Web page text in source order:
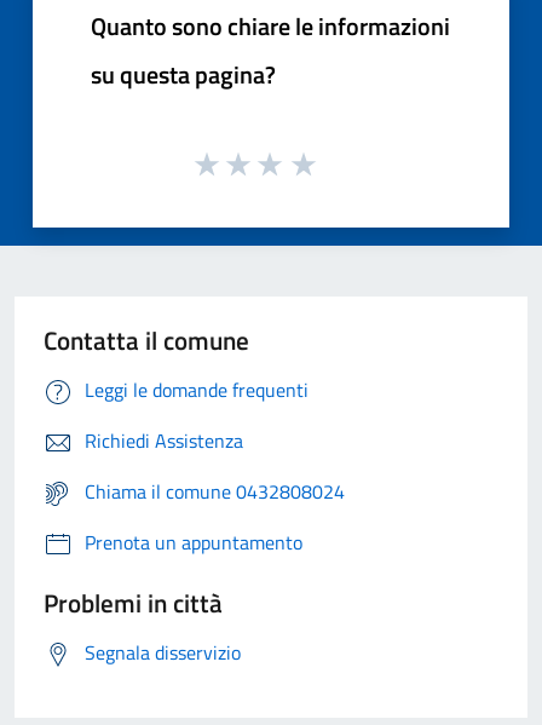
Quanto sono chiare le informazioni
su questa pagina?
Contatta il comune
Leggi le domande frequenti
Richiedi Assistenza
Chiama il comune 0432808024
Prenota un appuntamento
Problemi in città
Segnala disservizio